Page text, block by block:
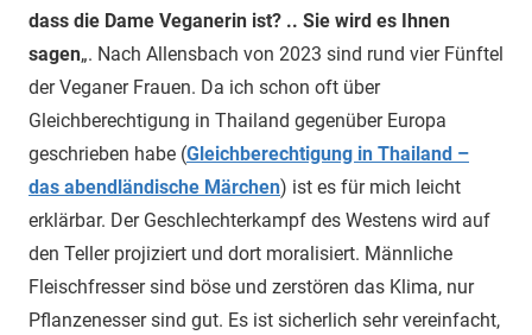
dass die Dame Veganerin ist? .. Sie wird es Ihnen
sagen„. Nach Allensbach von 2023 sind rund vier Fünftel
der Veganer Frauen. Da ich schon oft über
Gleichberechtigung in Thailand gegenüber Europa
geschrieben habe (Gleichberechtigung in Thailand –
das abendländische Märchen) ist es für mich leicht
erklärbar. Der Geschlechterkampf des Westens wird auf
den Teller projiziert und dort moralisiert. Männliche
Fleischfresser sind böse und zerstören das Klima, nur
Pflanzenesser sind gut. Es ist sicherlich sehr vereinfacht,